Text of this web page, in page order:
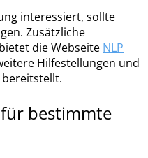
interessiert, sollte
Zusätzliche
die Webseite NLP
Hilfestellungen und
bestimmte